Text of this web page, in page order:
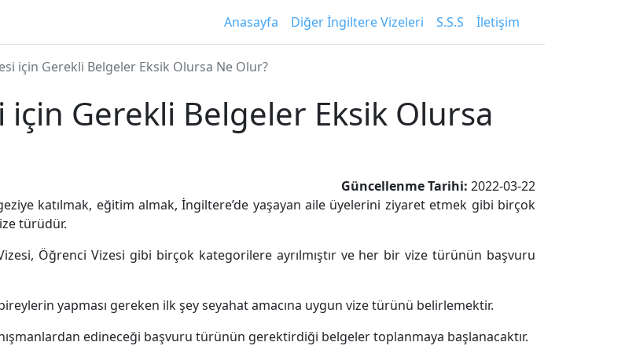
Anasayfa Diğer İngiltere Vizeleri S.S.S İletişim
için Gerekli Belgeler Eksik Olursa Ne Olur?
Gerekli Belgeler Eksik Olursa
Güncellenme Tarihi: 2022-03-22
katılmak, eğitim almak, İngiltere’de yaşayan aile üyelerini ziyaret etmek gibi birçok
türüdür.
Öğrenci Vizesi gibi birçok kategorilere ayrılmıştır ve her bir vize türünün başvuru
yapması gereken ilk şey seyahat amacına uygun vize türünü belirlemektir.
edineceği başvuru türünün gerektirdiği belgeler toplanmaya başlanacaktır.